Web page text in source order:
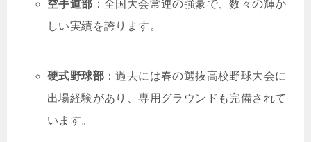
空手道部 ：全国大会常連の強豪で、数々の輝か
しい実績を誇ります。
硬式野球部 ：過去には春の選抜高校野球大会に
出場経験があり、専用グラウンドも完備されて
います。